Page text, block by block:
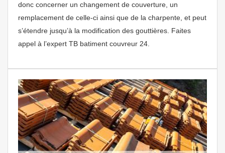
donc concerner un changement de couverture, un
remplacement de celle-ci ainsi que de la charpente, et peut
s’étendre jusqu’à la modification des gouttières. Faites
appel à l’expert TB batiment couvreur 24.